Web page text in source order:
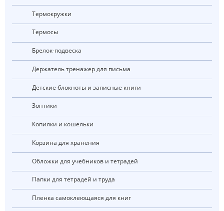
Термокружки
Термосы
Брелок-подвеска
Держатель тренажер для письма
Детские блокноты и записные книги
Зонтики
Копилки и кошельки
Корзина для хранения
Обложки для учебников и тетрадей
Папки для тетрадей и труда
Пленка самоклеющаяся для книг